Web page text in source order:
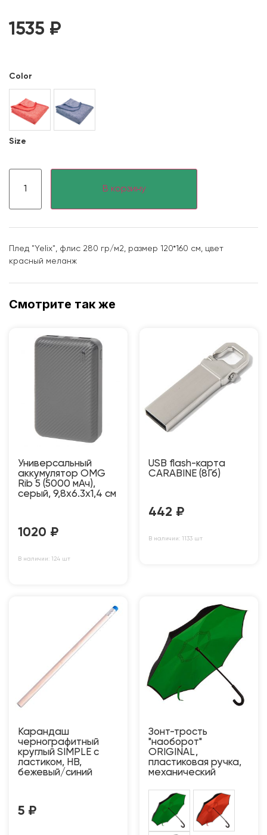
1535 ₽
Color
Size
В корзину
Плед "Yelix", флис 280 гр/м2, размер 120*160 см, цвет
красный меланж
Смотрите так же
Универсальный
аккумулятор OMG
Rib 5 (5000 мАч),
серый, 9,8х6.3х1,4 см
1020 ₽
В наличии: 124 шт
USB flash-карта
CARABINE (8Гб)
442 ₽
В наличии: 1133 шт
Карандаш
чернографитный
круглый SIMPLE с
ластиком, HB,
бежевый/синий
5 ₽
Зонт-трость
"наоборот"
ORIGINAL,
пластиковая ручка,
механический